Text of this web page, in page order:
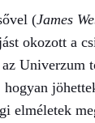
(James
okozott a
Univerzum
elméletek